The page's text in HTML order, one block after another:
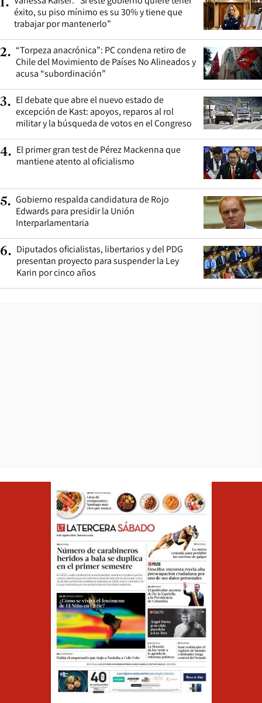
éxito, su piso mínimo es su 30% y tiene que
trabajar por mantenerlo”
2. “Torpeza anacrónica”: PC condena retiro de
Chile del Movimiento de Países No Alineados y
acusa “subordinación”
3. El debate que abre el nuevo estado de
excepción de Kast: apoyos, reparos al rol
militar y la búsqueda de votos en el Congreso
4. El primer gran test de Pérez Mackenna que
mantiene atento al oficialismo
5. Gobierno respalda candidatura de Rojo
Edwards para presidir la Unión
Interparlamentaria
6. Diputados oficialistas, libertarios y del PDG
presentan proyecto para suspender la Ley
Karin por cinco años